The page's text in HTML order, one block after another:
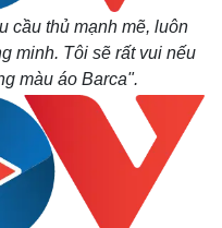
cầu thủ mạnh mẽ, luôn
minh. Tôi sẽ rất vui nếu
màu áo Barca".